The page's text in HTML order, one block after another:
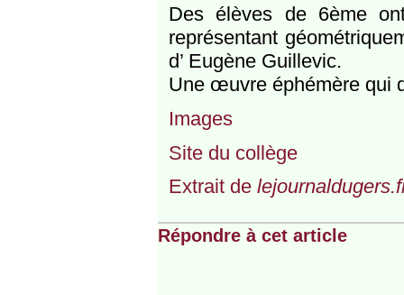
Des élèves de 6ème
représentant
d’ Eugène Guillevic.
Une œuvre éphémère qui
Images
Site du collège
Extrait de
Répondre à cet article